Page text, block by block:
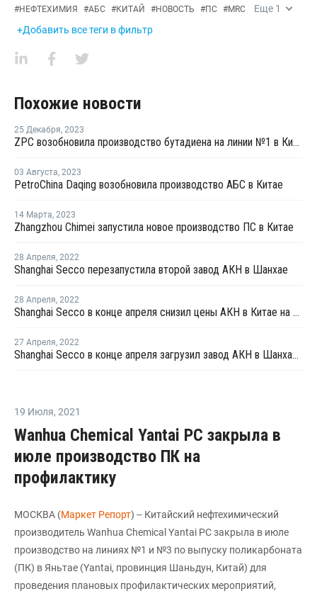
#НЕФТЕХИМИЯ #АБС #КИТАЙ #НОВОСТЬ #ПС #MRC Еще 1
+Добавить все теги в фильтр
Похожие новости
25 Декабря, 2023
ZPC возобновила производство бутадиена на линии №1 в Китае
03 Августа, 2023
PetroChina Daqing возобновила производство АБС в Китае
14 Марта, 2023
Zhangzhou Chimei запустила новое производство ПС в Китае
28 Апреля, 2022
Shanghai Secco перезапустила второй завод АКН в Шанхае
28 Апреля, 2022
Shanghai Secco в конце апреля снизил цены АКН в Китае на CNY100 за тонну
27 Апреля, 2022
Shanghai Secco в конце апреля загрузил завод АКН в Шанхае на уровне 50%
19 Июля, 2021
Wanhua Chemical Yantai PC закрыла в
июле производство ПК на
профилактику
МОСКВА (Маркет Репорт) -- Китайский нефтехимический
производитель Wanhua Chemical Yantai PC закрыла в июле
производство на линиях №1 и №3 по выпуску поликарбоната
(ПК) в Яньтае (Yantai, провинция Шаньдун, Китай) для
проведения плановых профилактических мероприятий,